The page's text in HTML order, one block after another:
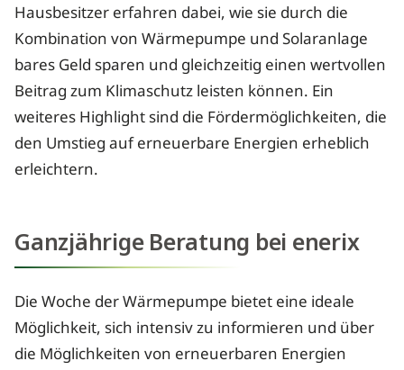
Hausbesitzer erfahren dabei, wie sie durch die
Kombination von Wärmepumpe und Solaranlage
bares Geld sparen und gleichzeitig einen wertvollen
Beitrag zum Klimaschutz leisten können. Ein
weiteres Highlight sind die Fördermöglichkeiten, die
den Umstieg auf erneuerbare Energien erheblich
erleichtern.
Ganzjährige Beratung bei enerix
Die Woche der Wärmepumpe bietet eine ideale
Möglichkeit, sich intensiv zu informieren und über
die Möglichkeiten von erneuerbaren Energien